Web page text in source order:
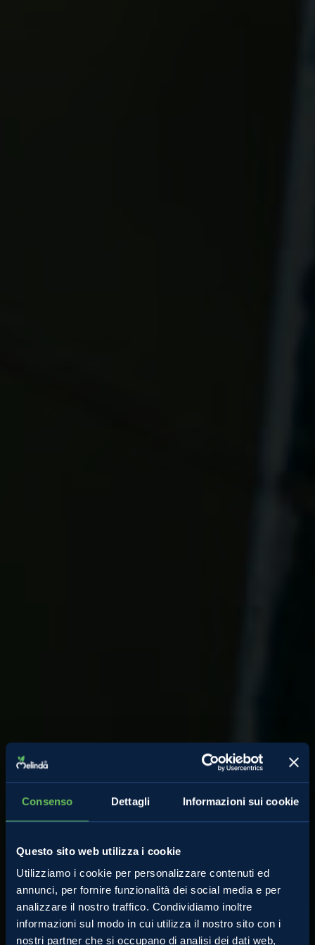
Consenso Dettagli Informazioni sui cookie
Questo sito web utilizza i cookie
Utilizziamo i cookie per personalizzare contenuti ed
annunci, per fornire funzionalità dei social media e per
analizzare il nostro traffico. Condividiamo inoltre
informazioni sul modo in cui utilizza il nostro sito con i
nostri partner che si occupano di analisi dei dati web,
Le mele
Bio e nuove varietà